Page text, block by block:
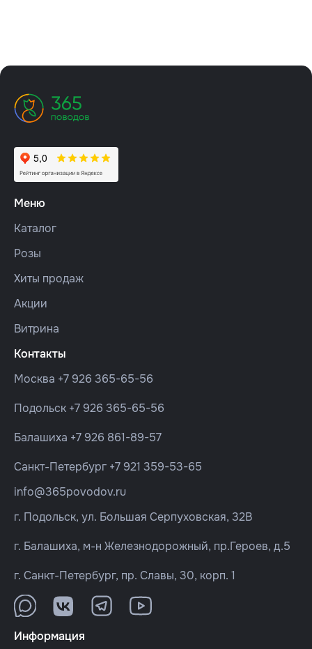
Меню
Каталог
Розы
Хиты продаж
Акции
Витрина
Контакты
Москва +7 926 365-65-56
Подольск +7 926 365-65-56
Балашиха +7 926 861-89-57
Санкт-Петербург +7 921 359-53-65
info@365povodov.ru
г. Подольск, ул. Большая Серпуховская, 32В
г. Балашиха, м-н Железнодорожный, пр.Героев, д.5
г. Санкт-Петербург, пр. Славы, 30, корп. 1
Информация